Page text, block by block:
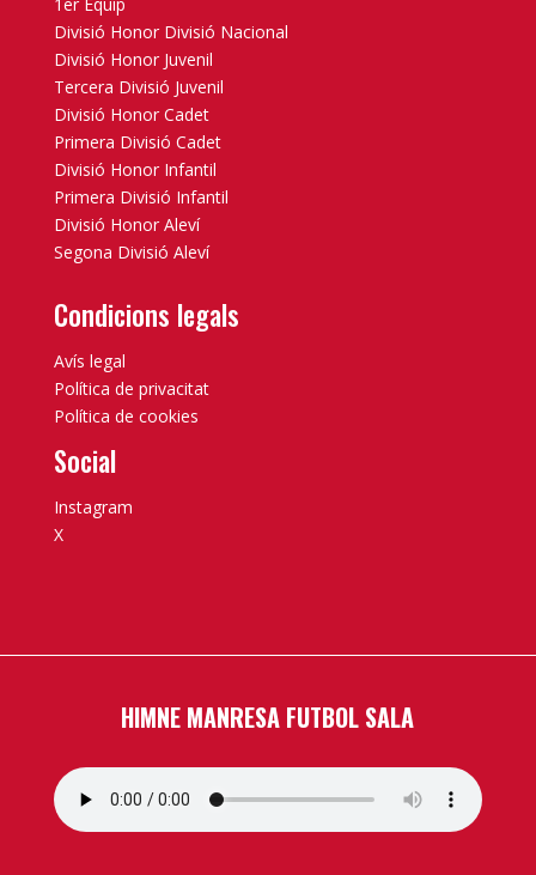
Divisió Honor Divisió Nacional
Divisió Honor Juvenil
Tercera Divisió Juvenil
Divisió Honor Cadet
Primera Divisió Cadet
Divisió Honor Infantil
Primera Divisió Infantil
Divisió Honor Aleví
Segona Divisió Aleví
Condicions legals
Avís legal
Política de privacitat
Política de cookies
Social
Instagram
X
HIMNE MANRESA FUTBOL SALA